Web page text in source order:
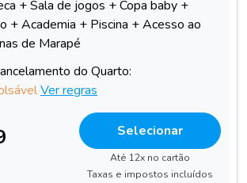
+ Sala de jogos + Copa baby +
+ Academia + Piscina + Acesso ao
de Marapé
do Quarto:
Ver regras
Selecionar
Até 12x no cartão
Taxas e impostos incluídos